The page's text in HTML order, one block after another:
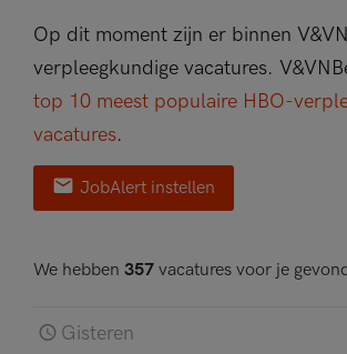
Op dit moment zijn er binnen
verpleegkundige vacatures. V&VN
top 10 meest populaire HBO-
vacatures.
JobAlert instellen
We hebben 357 vacatures voor je
Gisteren